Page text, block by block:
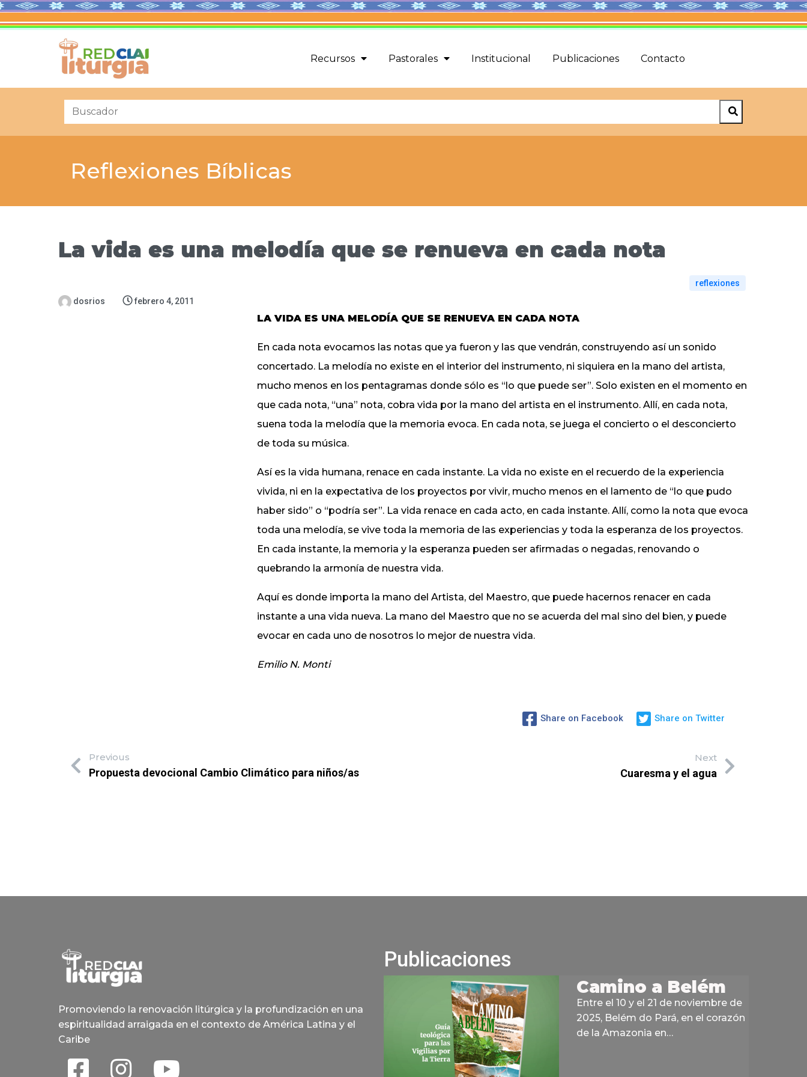
Recursos Pastorales Institucional Publicaciones Contacto
Reflexiones Bíblicas
La vida es una melodía que se renueva en cada nota
dosrios febrero 4, 2011
reflexiones
LA VIDA ES UNA MELODÍA QUE SE RENUEVA EN CADA NOTA
En cada nota evocamos las notas que ya fueron y las que vendrán, construyendo así un sonido
concertado. La melodía no existe en el interior del instrumento, ni siquiera en la mano del artista,
mucho menos en los pentagramas donde sólo es “lo que puede ser”. Solo existen en el momento en
que cada nota, “una” nota, cobra vida por la mano del artista en el instrumento. Allí, en cada nota,
suena toda la melodía que la memoria evoca. En cada nota, se juega el concierto o el desconcierto
de toda su música.
Así es la vida humana, renace en cada instante. La vida no existe en el recuerdo de la experiencia
vivida, ni en la expectativa de los proyectos por vivir, mucho menos en el lamento de “lo que pudo
haber sido” o “podría ser”. La vida renace en cada acto, en cada instante. Allí, como la nota que evoca
toda una melodía, se vive toda la memoria de las experiencias y toda la esperanza de los proyectos.
En cada instante, la memoria y la esperanza pueden ser afirmadas o negadas, renovando o
quebrando la armonía de nuestra vida.
Aquí es donde importa la mano del Artista, del Maestro, que puede hacernos renacer en cada
instante a una vida nueva. La mano del Maestro que no se acuerda del mal sino del bien, y puede
evocar en cada uno de nosotros lo mejor de nuestra vida.
Emilio N. Monti
Share on Facebook Share on Twitter
Previous
Propuesta devocional Cambio Climático para niños/as
Next
Cuaresma y el agua
Promoviendo la renovación litúrgica y la profundización en una
espiritualidad arraigada en el contexto de América Latina y el
Caribe
Publicaciones
Camino a Belém
Entre el 10 y el 21 de noviembre de
2025, Belém do Pará, en el corazón
de la Amazonia en…